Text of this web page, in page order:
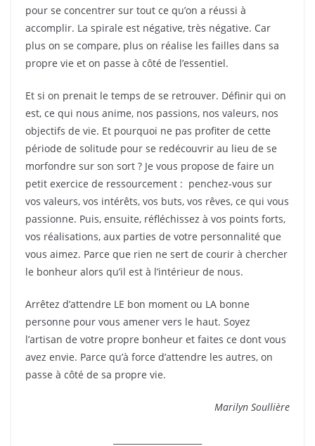
pour se concentrer sur tout ce qu’on a réussi à
accomplir. La spirale est négative, très négative. Car
plus on se compare, plus on réalise les failles dans sa
propre vie et on passe à côté de l’essentiel.
Et si on prenait le temps de se retrouver. Définir qui on
est, ce qui nous anime, nos passions, nos valeurs, nos
objectifs de vie. Et pourquoi ne pas profiter de cette
période de solitude pour se redécouvrir au lieu de se
morfondre sur son sort ? Je vous propose de faire un
petit exercice de ressourcement : penchez-vous sur
vos valeurs, vos intérêts, vos buts, vos rêves, ce qui vous
passionne. Puis, ensuite, réfléchissez à vos points forts,
vos réalisations, aux parties de votre personnalité que
vous aimez. Parce que rien ne sert de courir à chercher
le bonheur alors qu’il est à l’intérieur de nous.
Arrêtez d’attendre LE bon moment ou LA bonne
personne pour vous amener vers le haut. Soyez
l’artisan de votre propre bonheur et faites ce dont vous
avez envie. Parce qu’à force d’attendre les autres, on
passe à côté de sa propre vie.
Marilyn Soullière